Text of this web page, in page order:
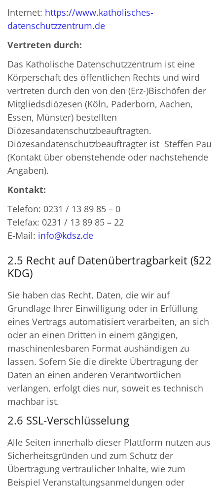
Internet: https://www.katholisches-
datenschutzzentrum.de
Vertreten durch:
Das Katholische Datenschutzzentrum ist eine
Körperschaft des öffentlichen Rechts und wird
vertreten durch den von den (Erz-)Bischöfen der
Mitgliedsdiözesen (Köln, Paderborn, Aachen,
Essen, Münster) bestellten
Diözesandatenschutzbeauftragten.
Diözesandatenschutzbeauftragter ist Steffen Pau
(Kontakt über obenstehende oder nachstehende
Angaben).
Kontakt:
Telefon: 0231 / 13 89 85 – 0
Telefax: 0231 / 13 89 85 – 22
E-Mail: info@kdsz.de
2.5 Recht auf Datenübertragbarkeit (§22
KDG)
Sie haben das Recht, Daten, die wir auf
Grundlage Ihrer Einwilligung oder in Erfüllung
eines Vertrags automatisiert verarbeiten, an sich
oder an einen Dritten in einem gängigen,
maschinenlesbaren Format aushändigen zu
lassen. Sofern Sie die direkte Übertragung der
Daten an einen anderen Verantwortlichen
verlangen, erfolgt dies nur, soweit es technisch
machbar ist.
2.6 SSL-Verschlüsselung
Alle Seiten innerhalb dieser Plattform nutzen aus
Sicherheitsgründen und zum Schutz der
Übertragung vertraulicher Inhalte, wie zum
Beispiel Veranstaltungsanmeldungen oder